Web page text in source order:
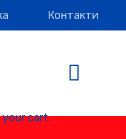
Контакти
cart.